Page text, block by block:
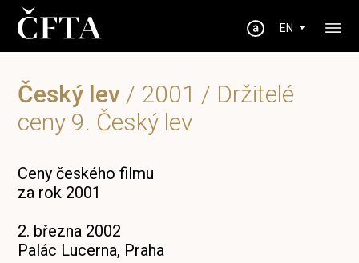
EN
Český lev / 2001 / Držitelé
ceny 9. Český lev
Ceny českého filmu
za rok 2001
2. března 2002
Palác Lucerna, Praha